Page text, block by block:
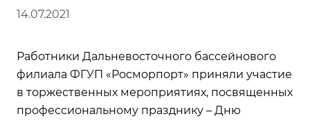
14.07.2021
Работники Дальневосточного бассейнового
филиала ФГУП «Росморпорт» приняли участие
в торжественных мероприятиях, посвященных
профессиональному празднику – Дню